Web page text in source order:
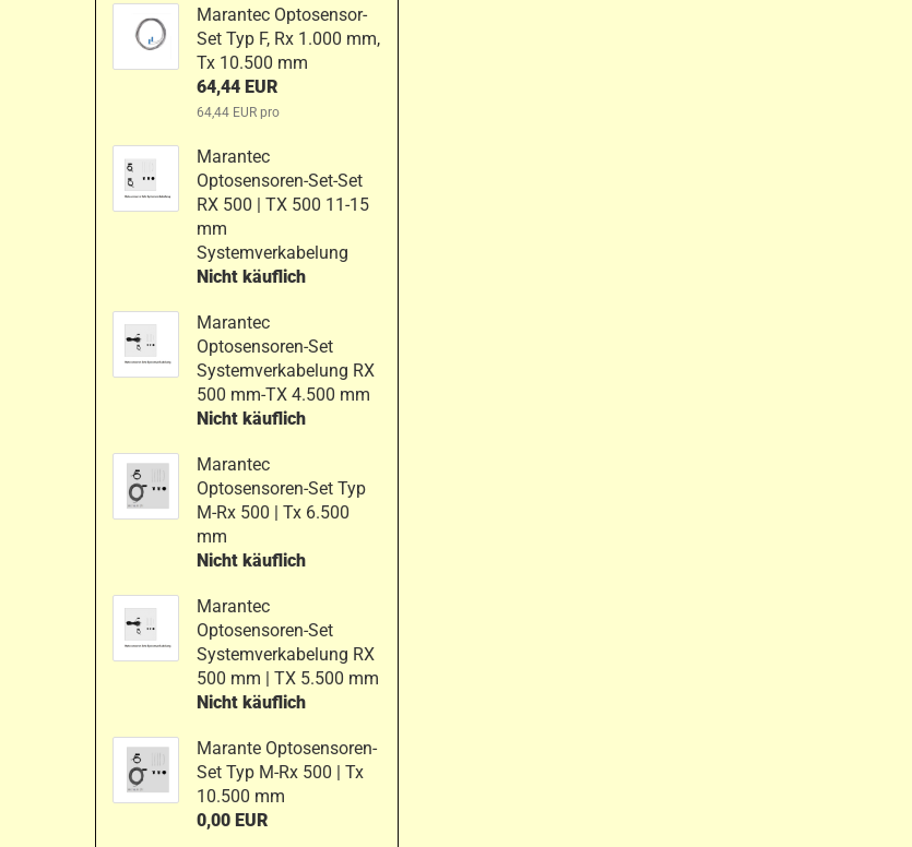
Marantec Optosensor-
Set Typ F, Rx 1.000 mm,
Tx 10.500 mm
64,44 EUR
64,44 EUR pro
Marantec
Optosensoren-Set-Set
RX 500 | TX 500 11-15
mm
Systemverkabelung
Nicht käuflich
Marantec
Optosensoren-Set
Systemverkabelung RX
500 mm-TX 4.500 mm
Nicht käuflich
Marantec
Optosensoren-Set Typ
M-Rx 500 | Tx 6.500
mm
Nicht käuflich
Marantec
Optosensoren-Set
Systemverkabelung RX
500 mm | TX 5.500 mm
Nicht käuflich
Marante Optosensoren-
Set Typ M-Rx 500 | Tx
10.500 mm
0,00 EUR